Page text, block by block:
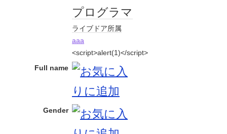
プログラマ
ライブドア所属
aaa
<script>alert(1)</script>
Full name
Gender